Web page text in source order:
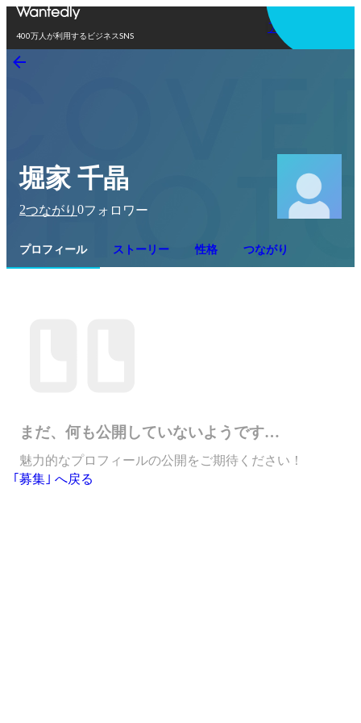
400万人が利用するビジネスSNS
アプリを使う
堀家 千晶
2つながり 0フォロワー
プロフィール ストーリー 性格 つながり
まだ、何も公開していないようです…
魅力的なプロフィールの公開をご期待ください！
｢募集｣ へ戻る